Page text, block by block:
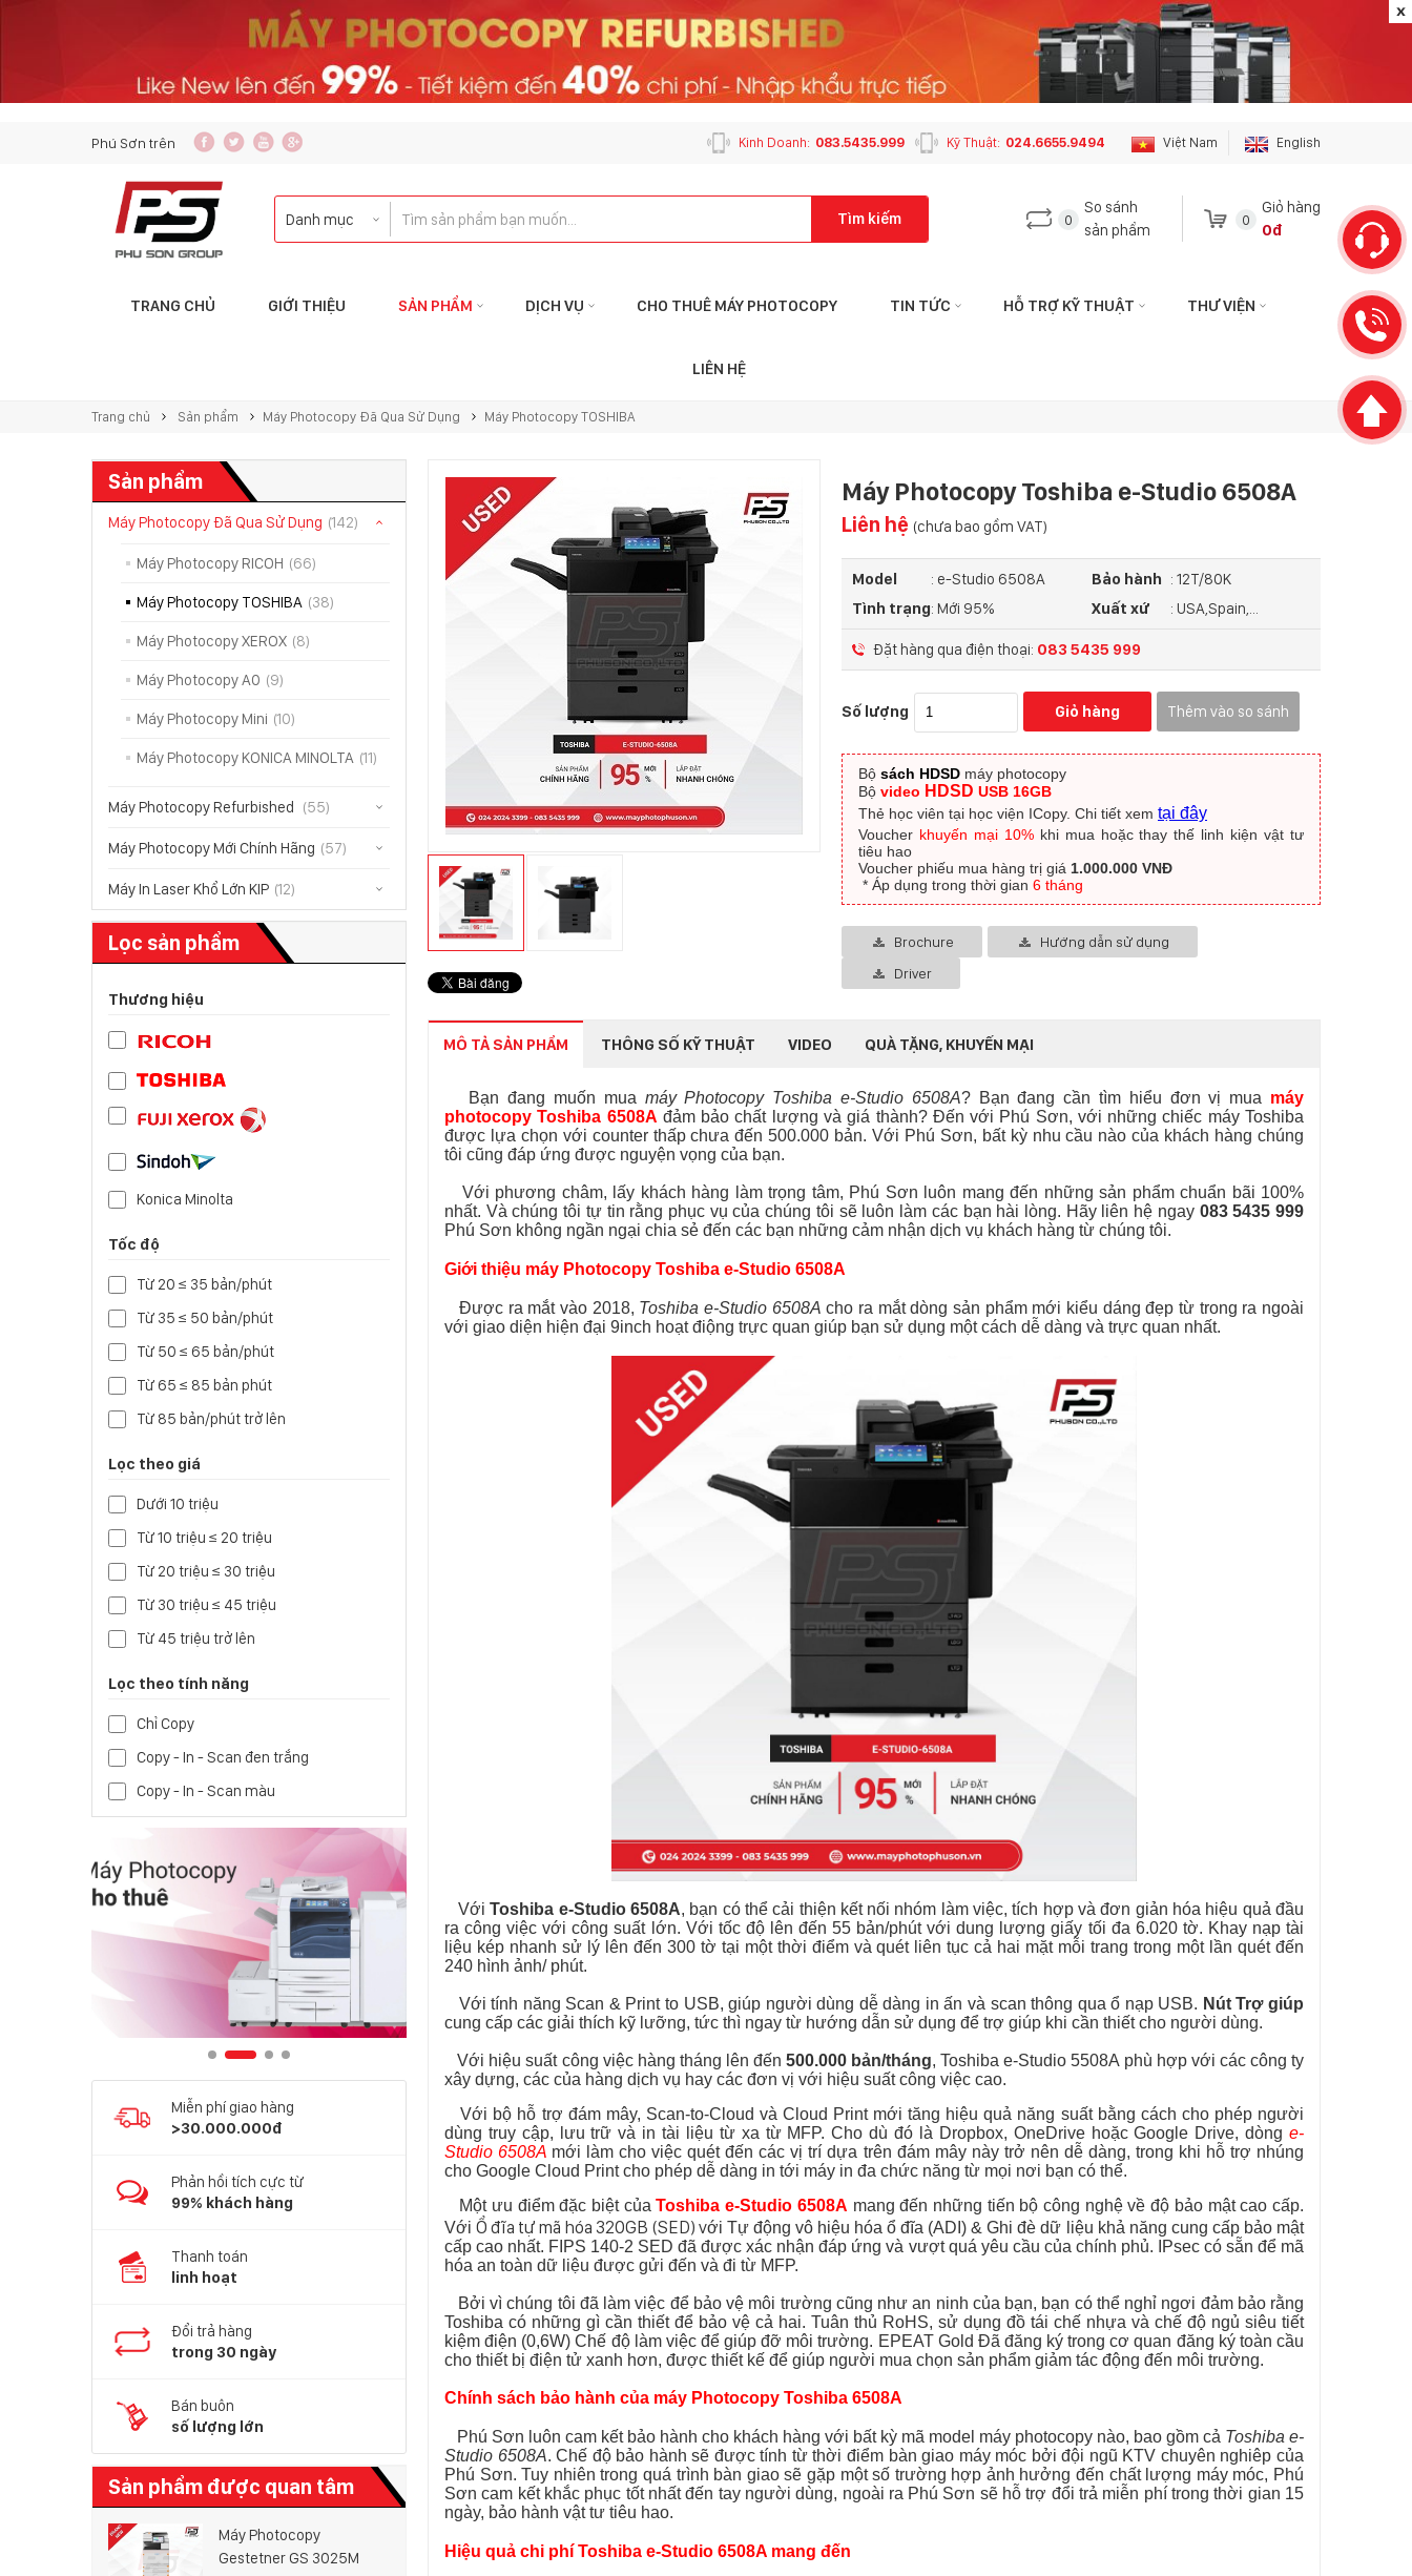
Phú Sơn trên Việt Nam English
Kỹ Thuật: 024.6655.9494
Kinh Doanh: 083.5435.999
Tìm kiếm 0
So sánh
sản phẩm
0
Giỏ hàng
0đ
TRANG CHỦ GIỚI THIỆU SẢN PHẨM DỊCH VỤ CHO THUÊ MÁY PHOTOCOPY TIN TỨC HỖ TRỢ KỸ THUẬT THƯ VIỆN
LIÊN HỆ
Trang chủ Sản phẩm Máy Photocopy Đã Qua Sử Dụng Máy Photocopy TOSHIBA
Sản phẩm
Máy Photocopy Đã Qua Sử Dụng (142)
Máy Photocopy RICOH (66)
Máy Photocopy TOSHIBA (38)
Máy Photocopy XEROX (8)
Máy Photocopy A0 (9)
Máy Photocopy Mini (10)
Máy Photocopy KONICA MINOLTA (11)
Máy Photocopy Refurbished (55)
Máy Photocopy Mới Chính Hãng (57)
Máy In Laser Khổ Lớn KIP (12)
Lọc sản phẩm
Thương hiệu
Konica Minolta
Tốc độ
Từ 20 ≤ 35 bản/phút
Từ 35 ≤ 50 bản/phút
Từ 50 ≤ 65 bản/phút
Từ 65 ≤ 85 bản phút
Từ 85 bản/phút trở lên
Lọc theo giá
Dưới 10 triệu
Từ 10 triệu ≤ 20 triệu
Từ 20 triệu ≤ 30 triệu
Từ 30 triệu ≤ 45 triệu
Từ 45 triệu trở lên
Lọc theo tính năng
Chỉ Copy
Copy - In - Scan đen trắng
Copy - In - Scan màu
Miễn phí giao hàng
>30.000.000đ
Phản hồi tích cực từ
99% khách hàng
Thanh toán
linh hoạt
Đổi trả hàng
trong 30 ngày
Bán buôn
số lượng lớn
Sản phẩm được quan tâm
Máy Photocopy
Gestetner GS 3025M
Máy Photocopy Toshiba e-Studio 6508A
Liên hệ (chưa bao gồm VAT)
Model : e-Studio 6508A Bảo hành : 12T/80K
Tình trạng: Mới 95% Xuất xứ : USA,Spain,...
Đặt hàng qua điện thoại: 083 5435 999
Số lượng Giỏ hàng Thêm vào so sánh
Bộ sách HDSD máy photocopy
Bộ video HDSD USB 16GB
Thẻ học viên tại học viện ICopy. Chi tiết xem tại đây
Voucher khuyến mại 10%khi mua hoặc thay thế linh kiện vật tư
tiêu hao
Voucher phiếu mua hàng trị giá 1.000.000 VNĐ
​ * Áp dụng trong thời gian 6 tháng
Brochure
Hướng dẫn sử dụng
Driver
MÔ TẢ SẢN PHẨM THÔNG SỐ KỸ THUẬT VIDEO QUÀ TẶNG, KHUYẾN MẠI
Bạn đang muốn mua máy Photocopy Toshiba e-Studio 6508A? Bạn đang cần tìm hiểu đơn vị mua máy
photocopy Toshiba 6508A đảm bảo chất lượng và giá thành? Đến với Phú Sơn, với những chiếc máy Toshiba
được lựa chọn với counter thấp chưa đến 500.000 bản. Với Phú Sơn, bất kỳ nhu cầu nào của khách hàng chúng
tôi cũng đáp ứng được nguyện vọng của bạn.
Với phương châm, lấy khách hàng làm trọng tâm, Phú Sơn luôn mang đến những sản phẩm chuẩn bãi 100%
nhất. Và chúng tôi tự tin rằng phục vụ của chúng tôi sẽ luôn làm các bạn hài lòng. Hãy liên hệ ngay 083 5435 999
Phú Sơn không ngần ngại chia sẻ đến các bạn những cảm nhận dịch vụ khách hàng từ chúng tôi.
Giới thiệu máy Photocopy Toshiba e-Studio 6508A
Được ra mắt vào 2018, Toshiba e-Studio 6508A cho ra mắt dòng sản phẩm mới kiểu dáng đẹp từ trong ra ngoài
với giao diện hiện đại 9inch hoạt điộng trực quan giúp bạn sử dụng một cách dễ dàng và trực quan nhất.
VớiToshiba e-Studio 6508A, bạn có thể cải thiện kết nối nhóm làm việc, tích hợp và đơn giản hóa hiệu quả đầu
ra công việc với công suất lớn. Với tốc độ lên đến 55 bản/phút với dung lượng giấy tối đa 6.020 tờ. Khay nạp tài
liệu kép nhanh sử lý lên đến 300 tờ tại một thời điểm và quét liên tục cả hai mặt mỗi trang trong một lần quét đến
240 hình ảnh/ phút.
Với tính năng Scan & Print to USB, giúp người dùng dễ dàng in ấn và scan thông qua ổ nạp USB. Nút Trợ giúp
cung cấp các giải thích kỹ lưỡng, tức thì ngay từ hướng dẫn sử dụng để trợ giúp khi cần thiết cho người dùng.
Với hiệu suất công việc hàng tháng lên đến500.000 bản/tháng, Toshiba e-Studio 5508A phù hợp với các công ty
xây dựng, các của hàng dịch vụ hay các đơn vị với hiệu suất công việc cao.
Với bộ hỗ trợ đám mây, Scan-to-Cloud và Cloud Print mới tăng hiệu quả năng suất bằng cách cho phép người
dùng truy cập, lưu trữ và in tài liệu từ xa từ MFP. Cho dù đó là Dropbox, OneDrive hoặc Google Drive, dòng e-
Studio 6508A mới làm cho việc quét đến các vị trí dựa trên đám mây này trở nên dễ dàng, trong khi hỗ trợ nhúng
cho Google Cloud Print cho phép dễ dàng in tới máy in đa chức năng từ mọi nơi bạn có thể.
Một ưu điểm đặc biệt củaToshiba e-Studio 6508A mang đến những tiến bộ công nghệ về độ bảo mật cao cấp.
VớiỔ đĩa tự mã hóa 320GB (SED) với Tự động vô hiệu hóa ổ đĩa (ADI) & Ghi đè dữ liệu khả năng cung cấp bảo mật
cấp cao nhất. FIPS 140-2 SED đã được xác nhận đáp ứng và vượt quá yêu cầu của chính phủ. IPsec có sẵn để mã
hóa an toàn dữ liệu được gửi đến và đi từ MFP.
Bởi vì chúng tôi đã làm việc để bảo vệ môi trường cũng như an ninh của bạn, bạn có thể nghỉ ngơi đảm bảo rằng
Toshiba có những gì cần thiết để bảo vệ cả hai. Tuân thủ RoHS, sử dụng đồ tái chế nhựa và chế độ ngủ siêu tiết
kiệm điện (0,6W) Chế độ làm việc để giúp đỡ môi trường. EPEAT Gold Đã đăng ký trong cơ quan đăng ký toàn cầu
cho thiết bị điện tử xanh hơn, được thiết kế để giúp người mua chọn sản phẩm giảm tác động đến môi trường.
Chính sách bảo hành của máy Photocopy Toshiba 6508A
Phú Sơn luôn cam kết bảo hành cho khách hàng với bất kỳ mã model máy photocopy nào, bao gồm cả Toshiba e-
Studio 6508A. Chế độ bảo hành sẽ được tính từ thời điểm bàn giao máy móc bởi đội ngũ KTV chuyên nghiêp của
Phú Sơn. Tuy nhiên trong quá trình bàn giao sẽ gặp một số trường hợp ảnh hưởng đến chất lượng máy móc, Phú
Sơn cam kết khắc phục tốt nhất đến tay người dùng, ngoài ra Phú Sơn sẽ hỗ trợ đổi trả miễn phí trong thời gian 15
ngày, bảo hành vật tư tiêu hao.
Hiệu quả chi phí Toshiba e-Studio 6508A mang đến
083.5435.999
KẾ TOÁN
024.6653.4499
CHĂM SÓC KHÁCH HÀNG